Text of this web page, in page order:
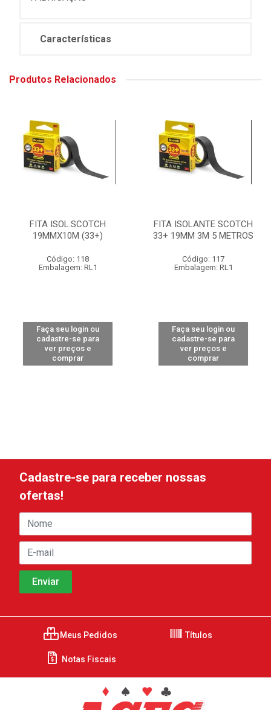
Características
Produtos Relacionados
FITA ISOL.SCOTCH
19MMX10M (33+)
Código: 118
Embalagem: RL1
Faça seu login ou
cadastre-se para
ver preços e
comprar
FITA ISOLANTE SCOTCH
33+ 19MM 3M 5 METROS
Código: 117
Embalagem: RL1
Faça seu login ou
cadastre-se para
ver preços e
comprar
Cadastre-se para receber nossas
ofertas!
Meus Pedidos Títulos
Notas Fiscais